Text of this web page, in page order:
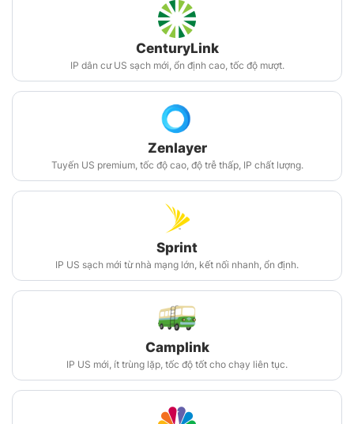
CenturyLink
IP dân cư US sạch mới, ổn định cao, tốc độ mượt.
Zenlayer
Tuyến US premium, tốc độ cao, độ trễ thấp, IP chất lượng.
Sprint
IP US sạch mới từ nhà mạng lớn, kết nối nhanh, ổn định.
Camplink
IP US mới, ít trùng lặp, tốc độ tốt cho chạy liên tục.